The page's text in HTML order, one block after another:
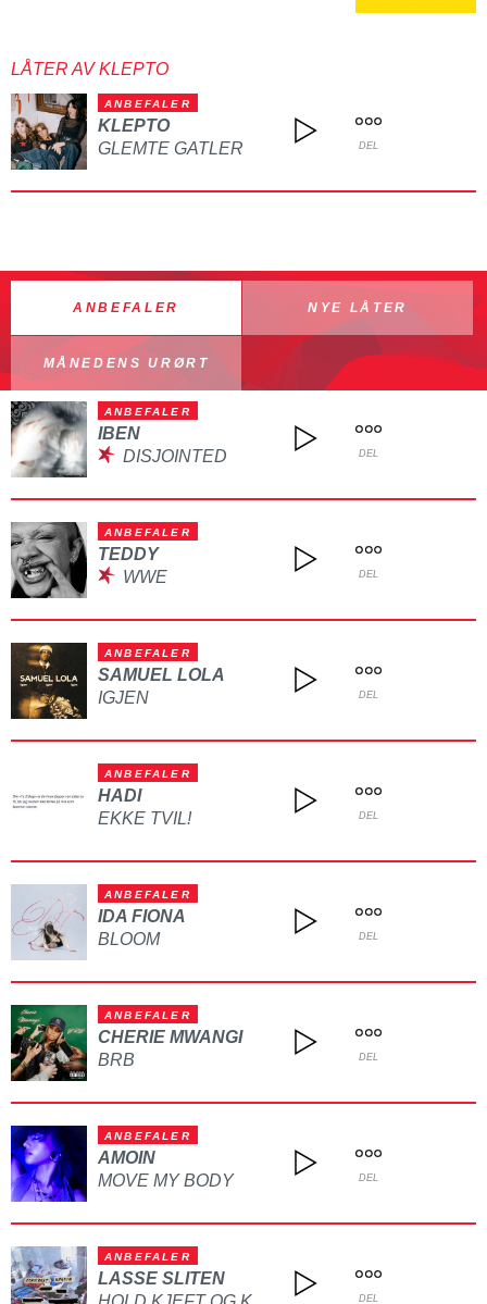
LÅTER AV KLEPTO
ANBEFALER
KLEPTO
GLEMTE GATLER
DEL
ANBEFALER NYE LÅTER
MÅNEDENS URØRT
ANBEFALER
IBEN
DISJOINTED
DEL
ANBEFALER
TEDDY
WWE
DEL
ANBEFALER
SAMUEL LOLA
IGJEN
DEL
ANBEFALER
HADI
EKKE TVIL!
DEL
ANBEFALER
IDA FIONA
BLOOM
DEL
ANBEFALER
CHERIE MWANGI
BRB
DEL
ANBEFALER
AMOIN
MOVE MY BODY
DEL
ANBEFALER
LASSE SLITEN
DEL